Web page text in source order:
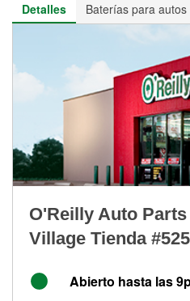
Detalles
Baterías para autos
O'Reilly Auto
Village Tienda
Abierto hasta las